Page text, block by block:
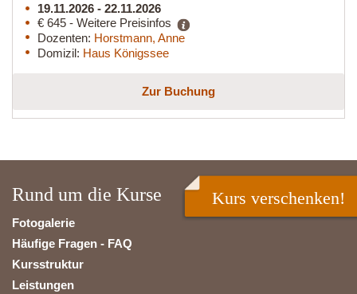
19.11.2026 - 22.11.2026
€ 645 - Weitere Preisinfos
Dozenten: Horstmann, Anne
Domizil: Haus Königssee
Zur Buchung
Rund um die Kurse
Fotogalerie
Häufige Fragen - FAQ
Kursstruktur
Leistungen
Kurs verschenken!